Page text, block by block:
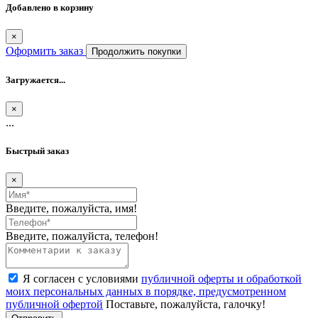
Добавлено в корзину
×
Оформить заказ Продолжить покупки
Загружается...
×
...
Быстрый заказ
×
Введите, пожалуйста, имя!
Введите, пожалуйста, телефон!
Я согласен с условиями публичной оферты и обработкой
моих персональных данных в порядке, предусмотренном
публичной офертой Поставьте, пожалуйста, галочку!